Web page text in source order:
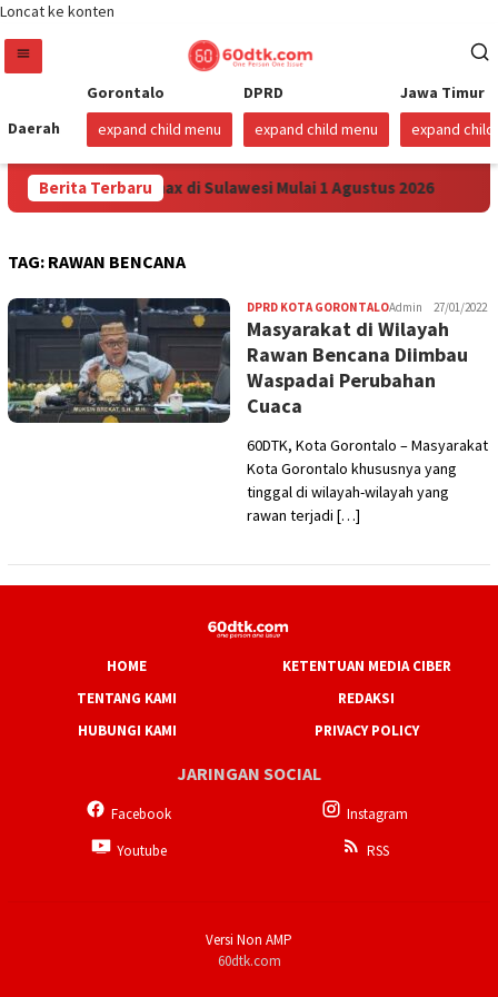
Loncat ke konten
Daerah
Gorontalo
expand child menu
DPRD
expand child menu
Jawa Timur
expand child
Berita Terbaru
Harga Pertamax di Sulawesi Mulai 1 Agustus 2026
TAG: RAWAN BENCANA
DPRD KOTA GORONTALOAdmin 27/01/2022
Masyarakat di Wilayah
Rawan Bencana Diimbau
Waspadai Perubahan
Cuaca
60DTK, Kota Gorontalo – Masyarakat
Kota Gorontalo khususnya yang
tinggal di wilayah-wilayah yang
rawan terjadi […]
HOME
KETENTUAN MEDIA CIBER
TENTANG KAMI
REDAKSI
HUBUNGI KAMI
PRIVACY POLICY
JARINGAN SOCIAL
Facebook
Instagram
Youtube
RSS
Versi Non AMP
60dtk.com